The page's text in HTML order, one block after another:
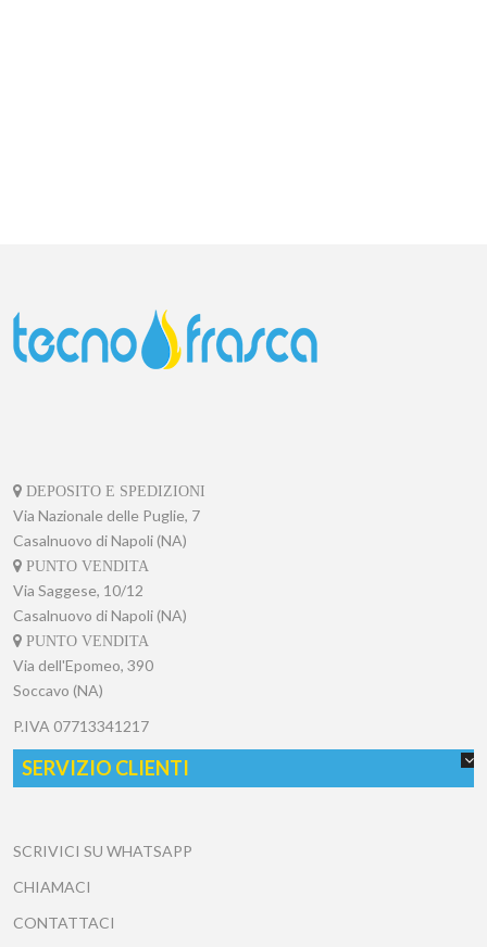
DEPOSITO E SPEDIZIONI
Via Nazionale delle Puglie, 7
Casalnuovo di Napoli (NA)
PUNTO VENDITA
Via Saggese, 10/12
Casalnuovo di Napoli (NA)
PUNTO VENDITA
Via dell'Epomeo, 390
Soccavo (NA)
P.IVA 07713341217
SERVIZIO CLIENTI
SCRIVICI SU WHATSAPP
CHIAMACI
CONTATTACI